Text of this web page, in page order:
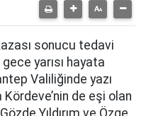
sonucu tedavi
yarısı hayata
Valiliğinde yazı
de eşi olan
Yıldırım ve Özge